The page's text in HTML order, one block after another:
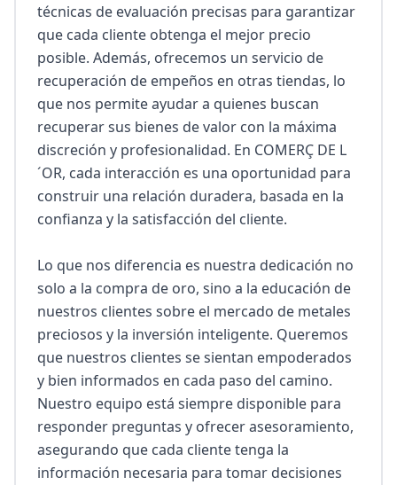
técnicas de evaluación precisas para garantizar
que cada cliente obtenga el mejor precio
posible. Además, ofrecemos un servicio de
recuperación de empeños en otras tiendas, lo
que nos permite ayudar a quienes buscan
recuperar sus bienes de valor con la máxima
discreción y profesionalidad. En COMERÇ DE L
´OR, cada interacción es una oportunidad para
construir una relación duradera, basada en la
confianza y la satisfacción del cliente.
Lo que nos diferencia es nuestra dedicación no
solo a la compra de oro, sino a la educación de
nuestros clientes sobre el mercado de metales
preciosos y la inversión inteligente. Queremos
que nuestros clientes se sientan empoderados
y bien informados en cada paso del camino.
Nuestro equipo está siempre disponible para
responder preguntas y ofrecer asesoramiento,
asegurando que cada cliente tenga la
información necesaria para tomar decisiones